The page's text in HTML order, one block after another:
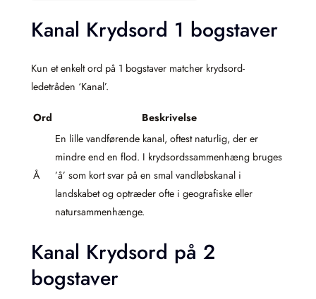
Kanal Krydsord 1 bogstaver
Kun et enkelt ord på 1 bogstaver matcher krydsord-
ledetråden ‘Kanal’.
Ord Beskrivelse
Å
En lille vandførende kanal, oftest naturlig, der er
mindre end en flod. I krydsordssammenhæng bruges
’å’ som kort svar på en smal vandløbskanal i
landskabet og optræder ofte i geografiske eller
natursammenhænge.
Kanal Krydsord på 2
bogstaver